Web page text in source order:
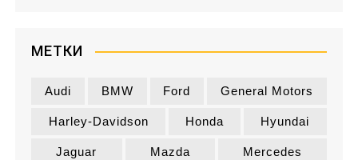
и
МЕТКИ
Audi BMW Ford General Motors
Harley-Davidson Honda Hyundai
Jaguar Mazda Mercedes